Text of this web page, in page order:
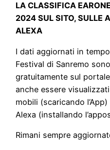
LA CLASSIFICA
2024 SUL SITO, SULLE
ALEXA
I dati aggiornati in
Festival di Sanremo
gratuitamente sul
anche essere
mobili (scaricando
Alexa (installando
Rimani sempre